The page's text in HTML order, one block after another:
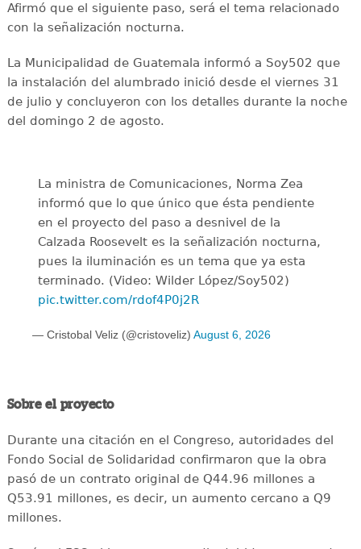
Afirmó que el siguiente paso, será el tema relacionado
con la señalización nocturna.
La Municipalidad de Guatemala informó a Soy502 que
la instalación del alumbrado inició desde el viernes 31
de julio y concluyeron con los detalles durante la noche
del domingo 2 de agosto.
La ministra de Comunicaciones, Norma Zea
informó que lo que único que ésta pendiente
en el proyecto del paso a desnivel de la
Calzada Roosevelt es la señalización nocturna,
pues la iluminación es un tema que ya esta
terminado. (Video: Wilder López/Soy502)
pic.twitter.com/rdof4P0j2R
— Cristobal Veliz (@cristoveliz) August 6, 2026
Sobre el proyecto
Durante una citación en el Congreso, autoridades del
Fondo Social de Solidaridad confirmaron que la obra
pasó de un contrato original de Q44.96 millones a
Q53.91 millones, es decir, un aumento cercano a Q9
millones.